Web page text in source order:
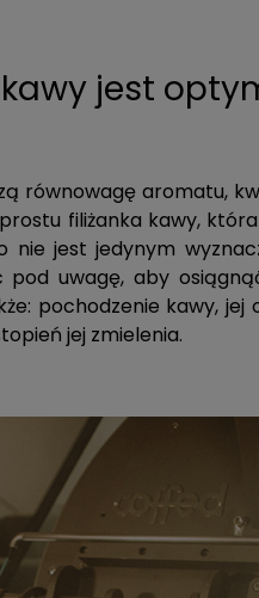
jest
aromatu,
filiżanka kawy,
jest jedynym
uwagę, aby
pochodzenie kawy,
jej zmielenia.